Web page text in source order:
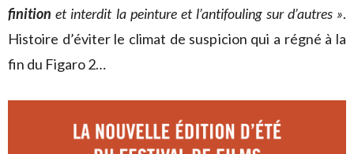
finition et interdit la peinture et l’antifouling sur d’autres ».
Histoire d’éviter le climat de suspicion qui a régné à la
fin du Figaro 2…